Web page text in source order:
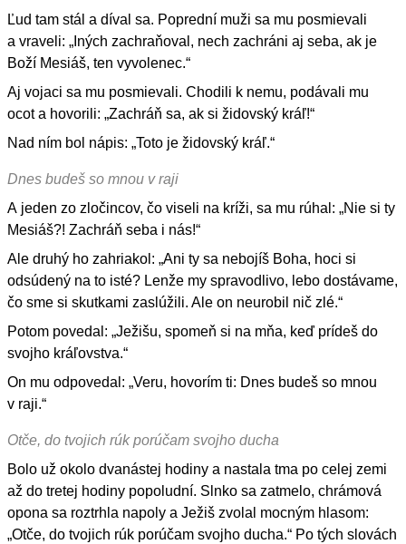
Ľud tam stál a díval sa. Poprední muži sa mu posmievali
a vraveli: „Iných zachraňoval, nech zachráni aj seba, ak je
Boží Mesiáš, ten vyvolenec.“
Aj vojaci sa mu posmievali. Chodili k nemu, podávali mu
ocot a hovorili: „Zachráň sa, ak si židovský kráľ!“
Nad ním bol nápis: „Toto je židovský kráľ.“
Dnes budeš so mnou v raji
A jeden zo zločincov, čo viseli na kríži, sa mu rúhal: „Nie si ty
Mesiáš?! Zachráň seba i nás!“
Ale druhý ho zahriakol: „Ani ty sa nebojíš Boha, hoci si
odsúdený na to isté? Lenže my spravodlivo, lebo dostávame,
čo sme si skutkami zaslúžili. Ale on neurobil nič zlé.“
Potom povedal: „Ježišu, spomeň si na mňa, keď prídeš do
svojho kráľovstva.“
On mu odpovedal: „Veru, hovorím ti: Dnes budeš so mnou
v raji.“
Otče, do tvojich rúk porúčam svojho ducha
Bolo už okolo dvanástej hodiny a nastala tma po celej zemi
až do tretej hodiny popoludní. Slnko sa zatmelo, chrámová
opona sa roztrhla napoly a Ježiš zvolal mocným hlasom:
„Otče, do tvojich rúk porúčam svojho ducha.“ Po tých slovách